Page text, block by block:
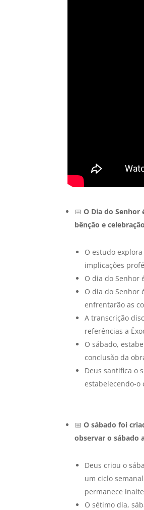
📅O Dia do
bênção e
O estudo
implicações
O dia do Senhor
O dia do Senhor
enfrentarão as
A transcrição
referências a
O sábado,
conclusão da
Deus santifica o
estabelecendo-o
📅O sábado foi
observar o sábado
Deus criou o
um ciclo
permanece
O sétimo dia,